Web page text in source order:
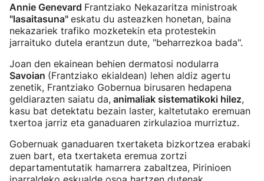
Annie Genevard Frantziako Nekazaritza ministroak
"lasaitasuna" eskatu du asteazken honetan, baina
nekazariek trafiko mozketekin eta protestekin
jarraituko dutela erantzun dute, "beharrezkoa bada".
Joan den ekainean behien dermatosi nodularra
Savoian (Frantziako ekialdean) lehen aldiz agertu
zenetik, Frantziako Gobernua birusaren hedapena
geldiarazten saiatu da, animaliak sistematikoki hilez,
kasu bat detektatu bezain laster, kaltetutako eremuan
txertoa jarriz eta ganaduaren zirkulazioa murriztuz.
Gobernuak ganaduaren txertaketa bizkortzea erabaki
zuen bart, eta txertaketa eremua zortzi
departamentutatik hamarrera zabaltzea, Pirinioen